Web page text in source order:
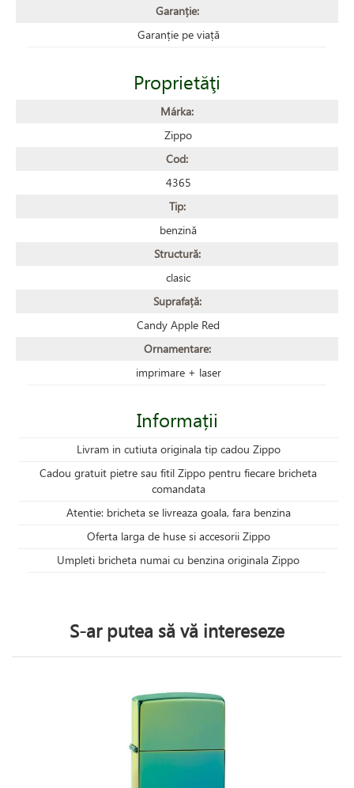
Garanție:
Garanție pe viață
Proprietăţi
Márka:
Zippo
Cod:
4365
Tip:
benzină
Structură:
clasic
Suprafață:
Candy Apple Red
Ornamentare:
imprimare + laser
Informații
Livram in cutiuta originala tip cadou Zippo
Cadou gratuit pietre sau fitil Zippo pentru fiecare bricheta
comandata
Atentie: bricheta se livreaza goala, fara benzina
Oferta larga de huse si accesorii Zippo
Umpleti bricheta numai cu benzina originala Zippo
S-ar putea să vă intereseze